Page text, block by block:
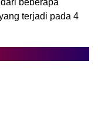
beberapa
terjadi pada 4